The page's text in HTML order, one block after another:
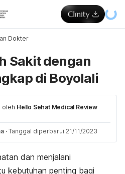
Dokter
Sakit dengan
di Boyolali
oleh Hello Sehat Medical Review
· Tanggal diperbarui 21/11/2023
dan menjalani
kebutuhan penting bagi